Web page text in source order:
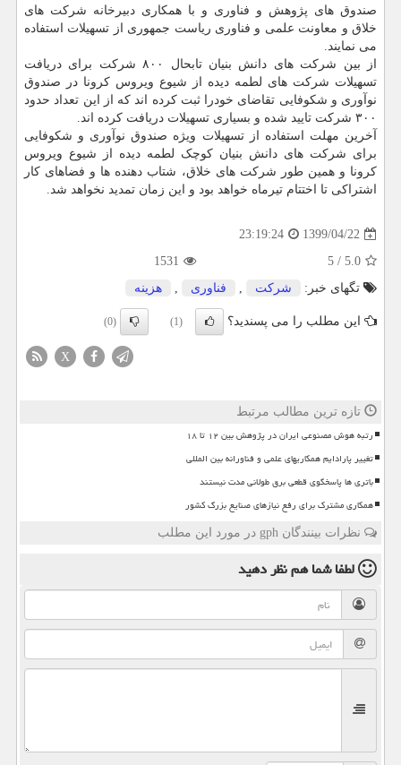
صندوق های پژوهش و فناوری و با همکاری دبیرخانه شرکت های
خلاق و معاونت علمی و فناوری ریاست جمهوری از تسهیلات استفاده
می نمایند.
از بین شرکت های دانش بنیان تابحال ۸۰۰ شرکت برای دریافت
تسهیلات شرکت های لطمه دیده از شیوع ویروس کرونا در صندوق
نوآوری و شکوفایی تقاضای خودرا ثبت کرده اند که از این تعداد حدود
۳۰۰ شرکت تایید شده و بسیاری تسهیلات دریافت کرده اند.
آخرین مهلت استفاده از تسهیلات ویژه صندوق نوآوری و شکوفایی
برای شرکت های دانش بنیان کوچک لطمه دیده از شیوع ویروس
کرونا و همین طور شرکت های خلاق، شتاب دهنده ها و فضاهای کار
اشتراکی تا اختتام تیرماه خواهد بود و این زمان تمدید نخواهد شد.
1399/04/22
23:19:24
5.0
/
5
1531
تگهای خبر:
شركت , فناوری , هزینه
این مطلب را می پسندید؟ (1)
(0)
X
تازه ترین مطالب مرتبط
رتبه هوش مصنوعی ایران در پژوهش بین ۱۲ تا ۱۸
تغییر پارادایم همکاریهای علمی و فناورانه بین المللی
باتری ها پاسخگوی قطعی برق طولانی مدت نیستند
همکاری مشترک برای رفع نیازهای صنایع بزرگ کشور
نظرات بینندگان gph در مورد این مطلب
لطفا شما همنظر دهید